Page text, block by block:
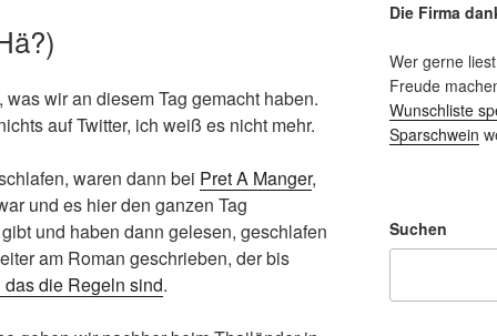
wir an diesem Tag gemacht haben.
auf Twitter, ich weiß es nicht mehr.
waren dann bei Pret A Manger,
und es hier den ganzen Tag
und haben dann gelesen, geschlafen
am Roman geschrieben, der bis
die Regeln sind.
Die Firma
Wer gerne
Freude
Wunschliste
Sparschwein
Suchen